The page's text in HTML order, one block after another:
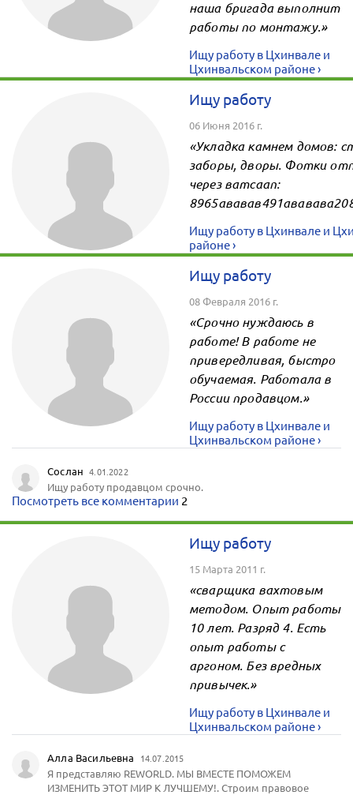
наша бригада выполнит
работы по монтажу.»
Ищу работу в Цхинвале и
Цхинвальском районе ›
Ищу работу
06 Июня 2016 г.
«Укладка камнем домов:
заборы, дворы. Фотки
через ватсаап:
Ищу работу в Цхинвале и
районе ›
Ищу работу
08 Февраля 2016 г.
«Срочно нуждаюсь в
работе! В работе не
привередливая, быстро
обучаемая. Работала в
России продавцом.»
Ищу работу в Цхинвале и
Цхинвальском районе ›
Сослан 4.01.2022
Ищу работу продавцом срочно.
Посмотреть все комментарии 2
Ищу работу
15 Марта 2011 г.
«сварщика вахтовым
методом. Опыт работы
10 лет. Разряд 4. Есть
опыт работы с
аргоном. Без вредных
привычек.»
Ищу работу в Цхинвале и
Цхинвальском районе ›
Алла Васильевна 14.07.2015
Я представляю REWORLD. МЫ ВМЕСТЕ ПОМОЖЕМ
ИЗМЕНИТЬ ЭТОТ МИР К ЛУЧШЕМУ!. Строим правовое